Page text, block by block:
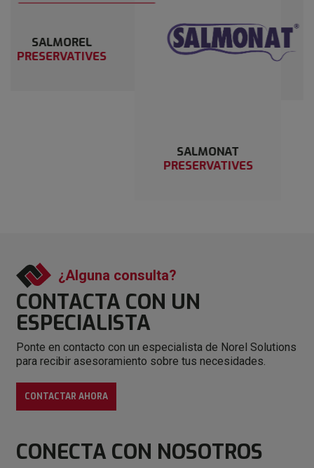
ANTISAL
PRESERVATIVES
¿Alguna consulta?
CONTACTA CON UN
ESPECIALISTA
Ponte en contacto con un especialista de Norel Solutions
para recibir asesoramiento sobre tus necesidades.
CONTACTAR AHORA
CONECTA CON NOSOTROS